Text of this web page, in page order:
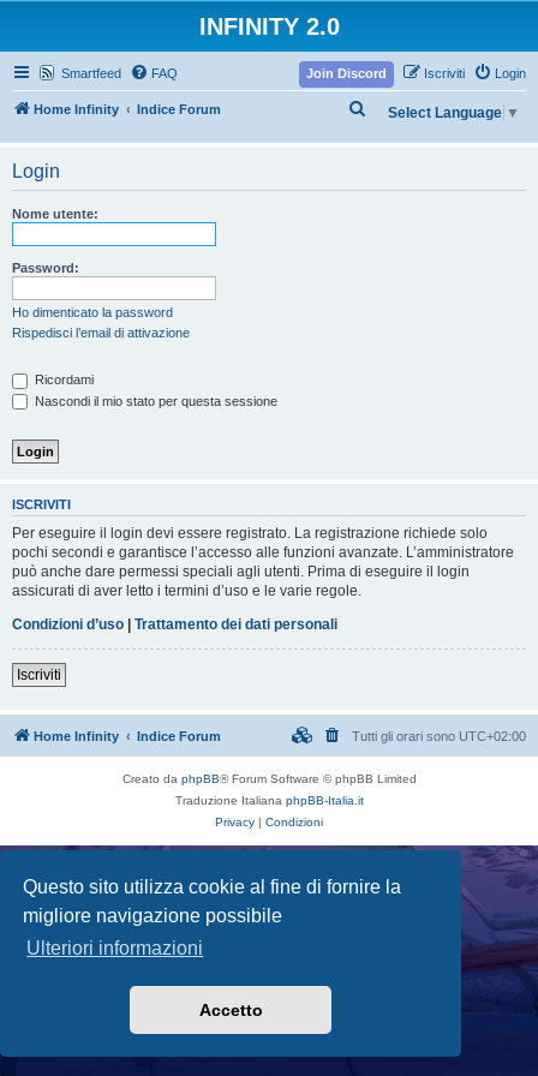
Questo sito utilizza cookie al fine di fornire la
migliore navigazione possibile
Ulteriori informazioni
Accetto
INFINITY 2.0
Smartfeed FAQ Login
Iscriviti
Join Discord
Home Infinity Indice Forum Select Language ▼
c
Login
Nome utente:
Password:
Ho dimenticato la password
Rispedisci l’email di attivazione
Ricordami
Nascondi il mio stato per questa sessione
ISCRIVITI
Per eseguire il login devi essere registrato. La registrazione richiede solo
pochi secondi e garantisce l’accesso alle funzioni avanzate. L’amministratore
può anche dare permessi speciali agli utenti. Prima di eseguire il login
assicurati di aver letto i termini d’uso e le varie regole.
Condizioni d’uso | Trattamento dei dati personali
Iscriviti
Home Infinity Indice Forum Tutti gli orari sono UTC+02:00
Creato da phpBB® Forum Software © phpBB Limited
Traduzione Italiana phpBB-Italia.it
Privacy | Condizioni